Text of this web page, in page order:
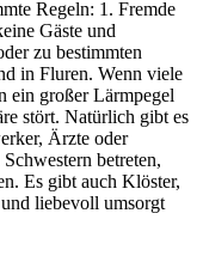
Regeln: 1. Fremde
Gäste und
zu bestimmten
in Fluren. Wenn viele
ein großer Lärmpegel
stört. Natürlich gibt es
Ärzte oder
betreten,
Es gibt auch Klöster,
liebevoll umsorgt